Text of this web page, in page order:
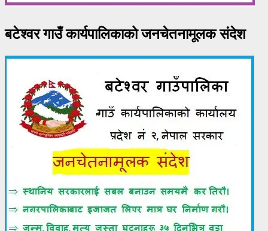
बटेश्वर गाउँ कार्यपालिकाको जनचेतनामूलक संदेश